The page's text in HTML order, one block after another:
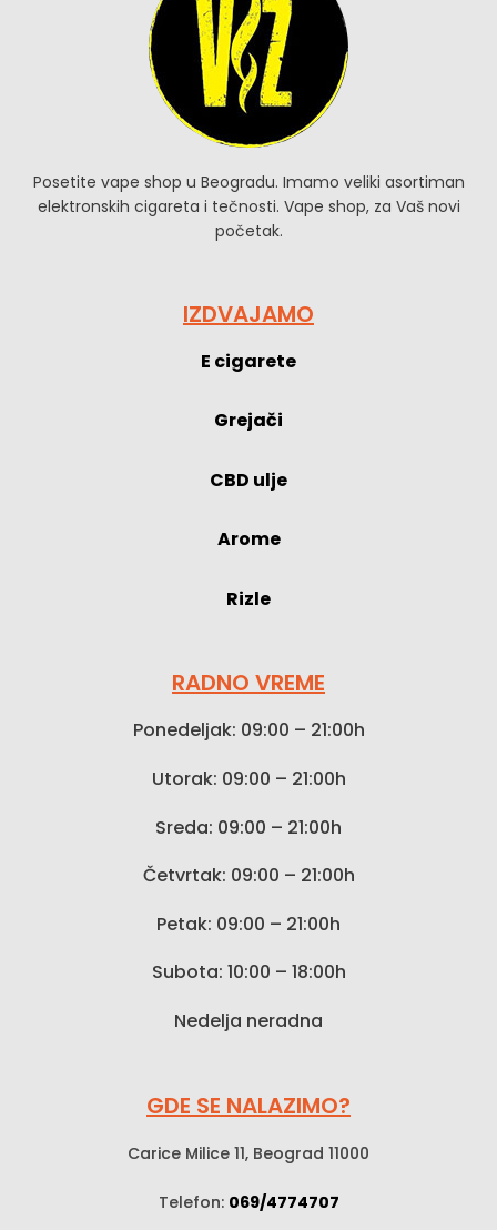
Posetite vape shop u Beogradu. Imamo veliki asortiman
elektronskih cigareta i tečnosti. Vape shop, za Vaš novi
početak.
IZDVAJAMO
E cigarete
Grejači
CBD ulje
Arome
Rizle
RADNO VREME
Ponedeljak: 09:00 – 21:00h
Utorak: 09:00 – 21:00h
Sreda: 09:00 – 21:00h
Četvrtak: 09:00 – 21:00h
Petak: 09:00 – 21:00h
Subota: 10:00 – 18:00h
Nedelja neradna
GDE SE NALAZIMO?
Carice Milice 11, Beograd 11000
Telefon: 069/4774707